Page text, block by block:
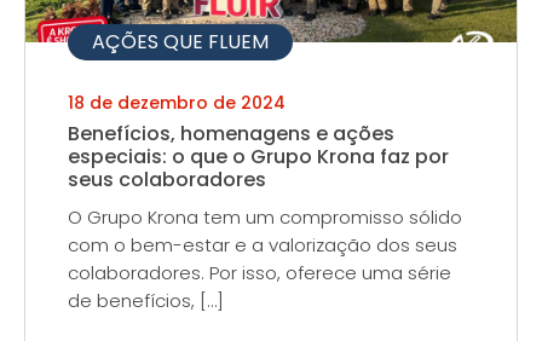
AÇÕES QUE FLUEM
18 de dezembro de 2024
Benefícios, homenagens e ações
especiais: o que o Grupo Krona faz por
seus colaboradores
O Grupo Krona tem um compromisso sólido
com o bem-estar e a valorização dos seus
colaboradores. Por isso, oferece uma série
de benefícios, […]